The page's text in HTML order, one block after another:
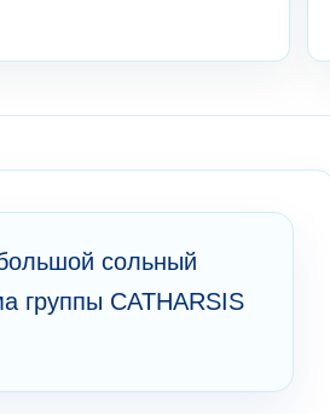
сольный
группы CATHARSIS